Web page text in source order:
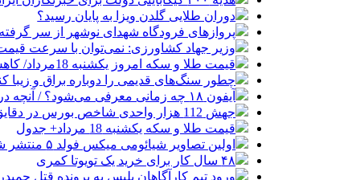
دوران طلایی گلدن ویزا به پایان رسید؟
پروازهای فرودگاه شهدای نوشهر از سر
وزیر جهاد کشاورزی: نمی‌توان با سرعت قیمت
قیمت طلا و سکه امروز یکشنبه 18مرداد/ کاهش همه قیمت ها + جدول
چطور سنگ‌های قدیمی را دوباره براق و زیبا
آیفون ۱۸ چه زمانی معرفی می‌شود؟ / آنچه درباره گوشی جدید اپل می‌دانیم
جهش 112 هزار واحدی شاخص بورس در دقایق ابتدایی معاملات امروز
قیمت طلا و سکه یکشنبه 18 مرداد+ جدول
اولین تصاویر شیائومی میکس فولد ۵ منتشر شد
۴۸ سال کار برای خرید یک تویوتا کمری
ورود تیم کارآگاهان پلیس به پرونده قتل